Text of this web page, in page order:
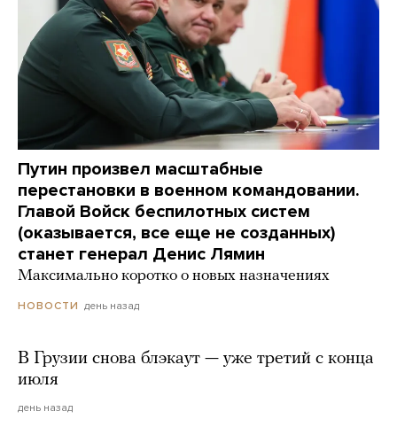
Путин произвел масштабные
перестановки в военном командовании.
Главой Войск беспилотных систем
(оказывается, все еще не созданных)
станет генерал Денис Лямин
Максимально коротко о новых назначениях
НОВОСТИ день назад
В Грузии снова блэкаут — уже третий с конца
июля
день назад